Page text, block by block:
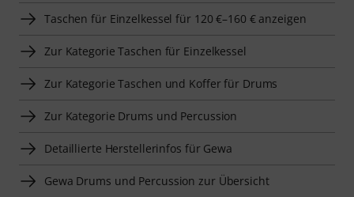
Taschen für Einzelkessel für 120 €–160 € anzeigen
Zur Kategorie Taschen für Einzelkessel
Zur Kategorie Taschen und Koffer für Drums
Zur Kategorie Drums und Percussion
Detaillierte Herstellerinfos für Gewa
Gewa Drums und Percussion zur Übersicht